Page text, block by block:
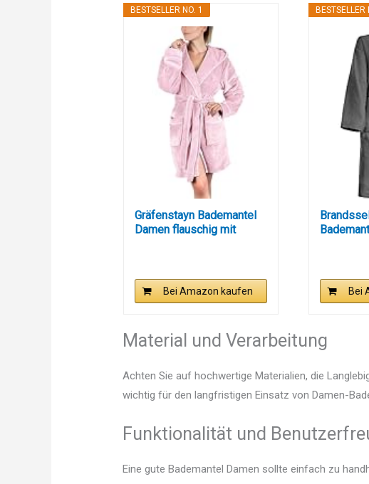
BESTSELLER NO. 1
Gräfenstayn Bademantel
Damen flauschig mit
Bei Amazon kaufen
BESTSELLER
Bei
Material und Verarbeitung
Achten Sie auf hochwertige Materialien, die
wichtig für den langfristigen Einsatz von Damen-
Funktionalität und
Eine gute Bademantel Damen sollte einfach zu